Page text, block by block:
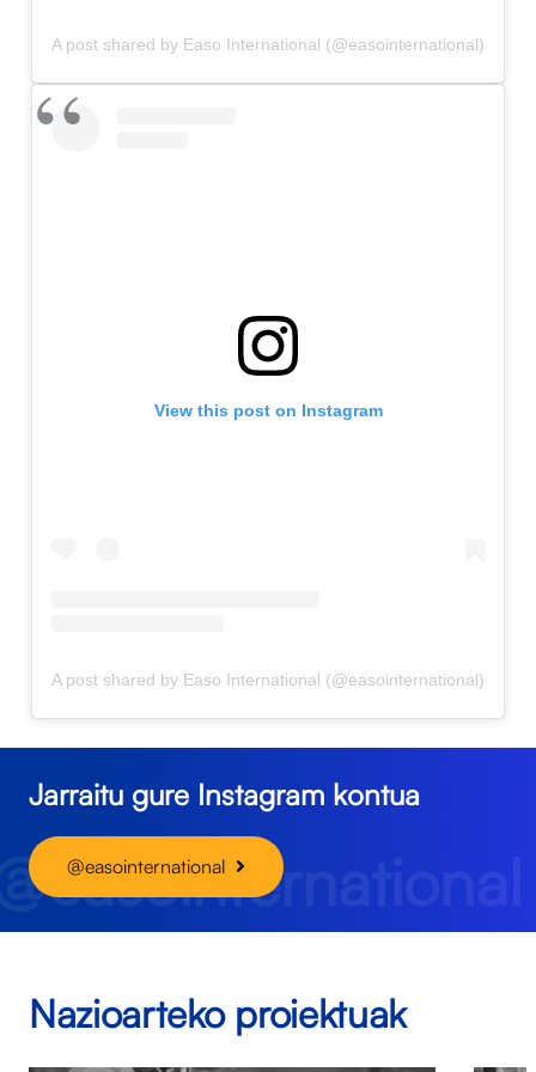
A post shared by Easo International (@easointernational)
View this post on Instagram
A post shared by Easo International (@easointernational)
Jarraitu gure Instagram kontua
@easointernational
Nazioarteko proiektuak